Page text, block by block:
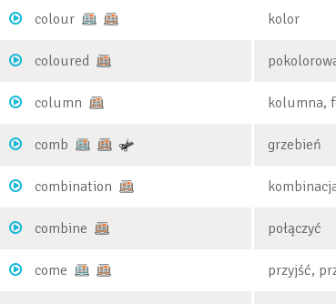
colour kolor
coloured
column kolumna,
comb grzebień
combination
combine połączyć
come przyjść,